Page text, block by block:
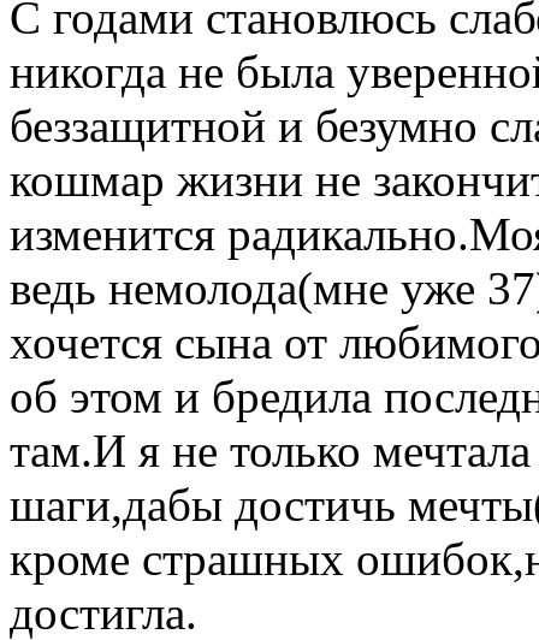
С годами становлюсь
никогда не была
беззащитной и безумно
кошмар жизни не
изменится
ведь немолода(мне уже
хочется сына от
об этом и бредила
там.И я не только
шаги,дабы достичь
кроме страшных
достигла.